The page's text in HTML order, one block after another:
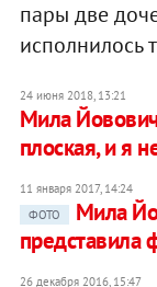
пары две
исполнилось
24 июня 2018, 13:21
Мила
плоская, и я
11 января 2017, 14:24
ФОТО
Мила
представила
26 декабря 2016, 15:47